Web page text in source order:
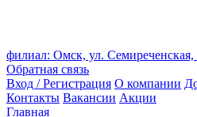
филиал: Омск, ул. Семиреченская,
Обратная связь
Вход / Регистрация О компании
Контакты Вакансии Акции
Главная